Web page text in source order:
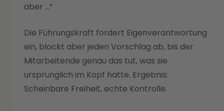
aber …“
Die Führungskraft fordert Eigenverantwortung
ein, blockt aber jeden Vorschlag ab, bis der
Mitarbeitende genau das tut, was sie
ursprünglich im Kopf hatte. Ergebnis:
Scheinbare Freiheit, echte Kontrolle.